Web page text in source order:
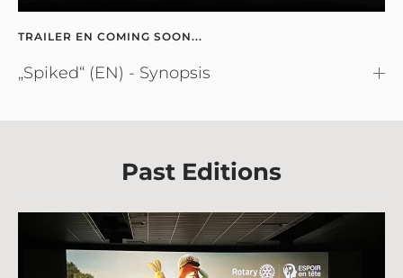
TRAILER EN COMING SOON...
„Spiked“ (EN) - Synopsis
Past Editions